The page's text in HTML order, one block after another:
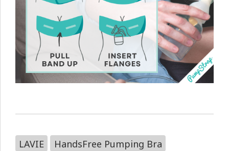
LAVIE
HandsFree Pumping Bra